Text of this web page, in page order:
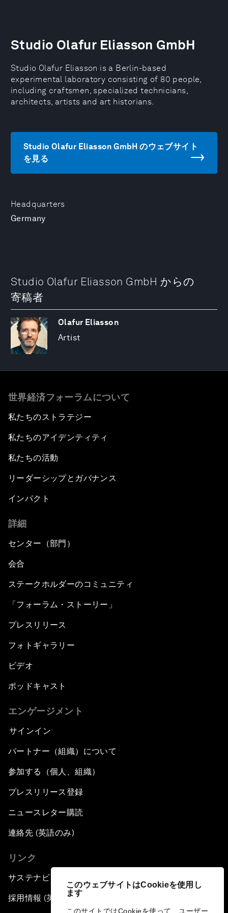
このウェブサイトはCookieを使用し
ます
このサイトではCookieを使って、ユーザー
Headquarters
Germany
Studio Olafur Eliasson GmbH
Studio Olafur Eliasson is a Berlin-based
experimental laboratory consisting of 80 people,
including craftsmen, specialized technicians,
architects, artists and art historians.
Studio Olafur Eliasson GmbH のウェブサイト
を見る
Studio Olafur Eliasson GmbH からの
寄稿者
Olafur Eliasson
Artist
世界経済フォーラムについて
私たちのストラテジー
私たちのアイデンティティ
私たちの活動
リーダーシップとガバナンス
インパクト
詳細
センター（部門）
会合
ステークホルダーのコミュニティ
「フォーラム・ストーリー」
プレスリリース
フォトギャラリー
ビデオ
ポッドキャスト
エンゲージメント
サインイン
パートナー（組織）について
参加する（個人、組織）
プレスリリース登録
ニュースレター購読
連絡先 (英語のみ)
リンク
サステナビリティへの取り組み
採用情報 (英語のみ)